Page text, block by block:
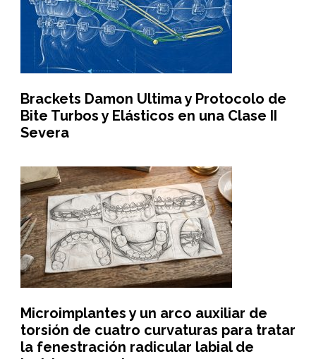
Brackets Damon Ultima y Protocolo de
Bite Turbos y Elásticos en una Clase II
Severa
Microimplantes y un arco auxiliar de
torsión de cuatro curvaturas para tratar
la fenestración radicular labial de